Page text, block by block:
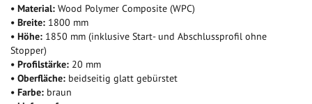
• Material: Wood Polymer Composite (WPC)
• Breite: 1800 mm
• Höhe: 1850 mm (inklusive Start- und Abschlussprofil ohne
Stopper)
• Profilstärke: 20 mm
• Oberfläche: beidseitig glatt gebürstet
• Farbe: braun